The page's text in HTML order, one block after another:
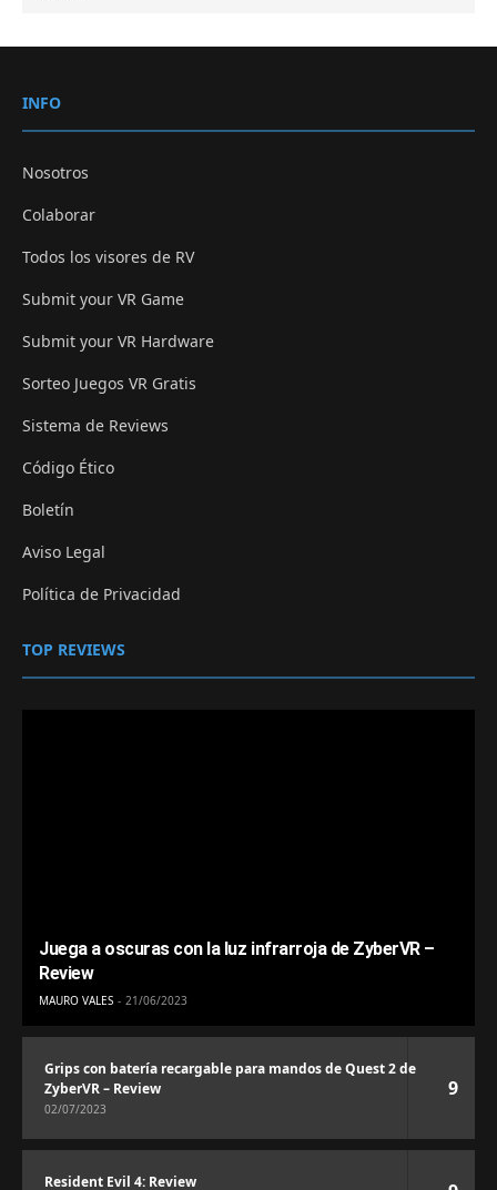
INFO
Nosotros
Colaborar
Todos los visores de RV
Submit your VR Game
Submit your VR Hardware
Sorteo Juegos VR Gratis
Sistema de Reviews
Código Ético
Boletín
Aviso Legal
Política de Privacidad
TOP REVIEWS
Juega a oscuras con la luz infrarroja de ZyberVR –
Review
MAURO VALES 21/06/2023
Grips con batería recargable para mandos de Quest 2 de
ZyberVR – Review
02/07/2023
9
Resident Evil 4: Review